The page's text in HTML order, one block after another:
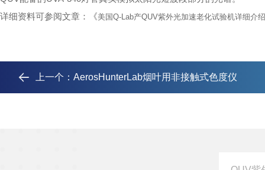
详细资料可参阅文章：《美国Q-Lab产QUV紫外光加速老化试验机详细介绍
上一个： AerosHunterLab烟叶用非接触式色度仪